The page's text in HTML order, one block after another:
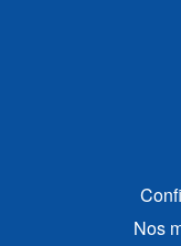
Nos